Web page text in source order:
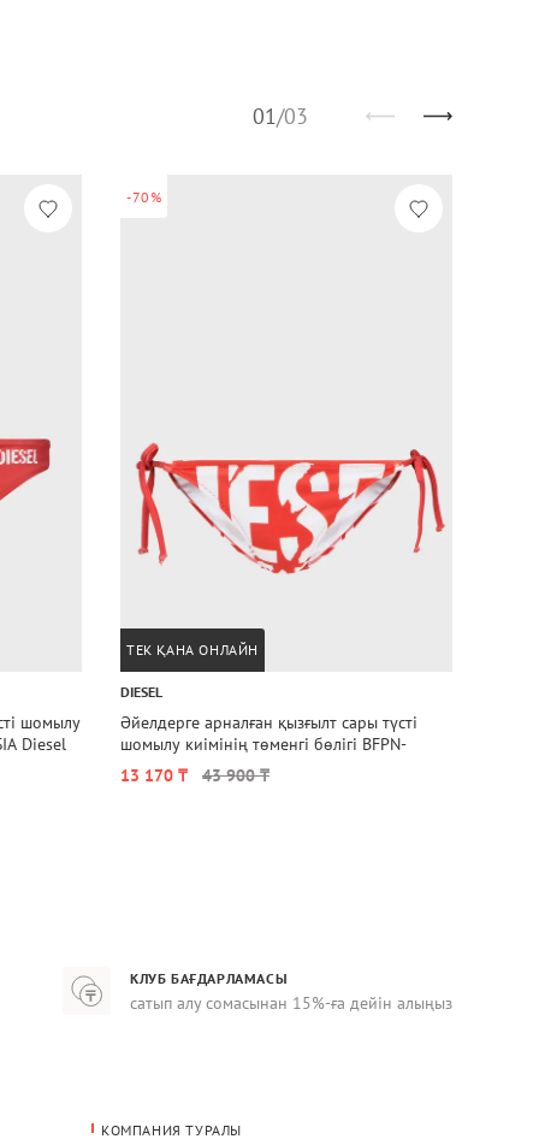
01/03
Diesel
-70%
ТЕК ҚАНА ОНЛАЙН
DIESEL
Әйелдерге арналған қызғылт сары түсті
шомылу киімінің төменгі бөлігі BFPN-
BRIGITTES-N Diesel
13 170 ₸ 43 900 ₸
КЛУБ БАҒДАРЛАМАСЫ
сатып алу сомасынан 15%-ға дейін алыңыз
КОМПАНИЯ ТУРАЛЫ